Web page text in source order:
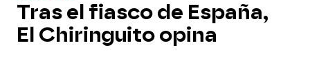
Tras el fiasco de España,
El Chiringuito opina